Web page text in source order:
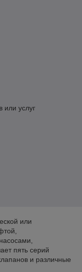
или услуг
или
пять серий
и различные